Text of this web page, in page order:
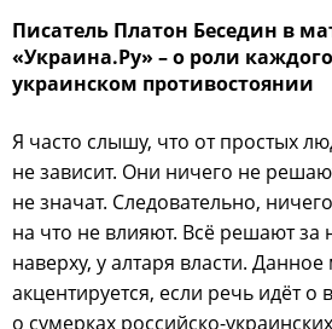
Писатель Платон Беседин в
«Украина.Ру» – о роли
украинском противостоянии
Я часто слышу, что от простых
не зависит. Они ничего не
не значат. Следовательно,
на что не влияют. Всё решают за
наверху, у алтаря власти.
акцентируется, если речь идёт о
о сумерках российско-